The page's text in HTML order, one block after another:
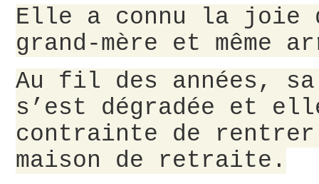
Elle a connu la joie
grand-mère et même
Au fil des années,
s’est dégradée et
contrainte de rentrer
maison de retraite.